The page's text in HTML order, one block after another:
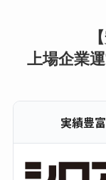
上場企業
実績豊